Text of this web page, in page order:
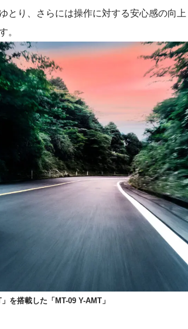
とり、さらには操作に対する安心感の向上
。
を搭載した「MT-09 Y-AMT」